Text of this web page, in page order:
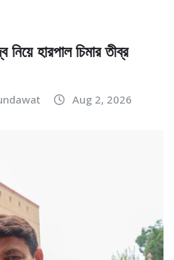
নিয়ে হারপাল চিমার তীব্র
Aug 2, 2026